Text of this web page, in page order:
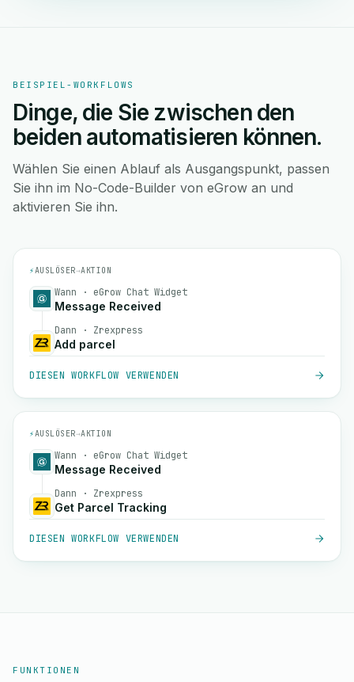
BEISPIEL-WORKFLOWS
Dinge, die Sie zwischen den
beiden automatisieren können.
Wählen Sie einen Ablauf als Ausgangspunkt, passen
Sie ihn im No-Code-Builder von eGrow an und
aktivieren Sie ihn.
⚡AUSLÖSER→AKTION
Wann · eGrow Chat Widget
Message Received
Dann · Zrexpress
Add parcel
DIESEN WORKFLOW VERWENDEN
⚡AUSLÖSER→AKTION
Wann · eGrow Chat Widget
Message Received
Dann · Zrexpress
Get Parcel Tracking
DIESEN WORKFLOW VERWENDEN
FUNKTIONEN